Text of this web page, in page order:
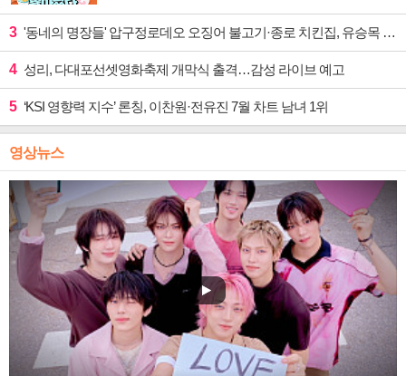
3 '동네의 명장들' 압구정로데오 오징어 불고기·종로 치킨집, 유승목 입맛 저격
4 성리, 다대포선셋영화축제 개막식 출격…감성 라이브 예고
5 ‘KSI 영향력 지수’ 론칭, 이찬원·전유진 7월 차트 남녀 1위
영상뉴스